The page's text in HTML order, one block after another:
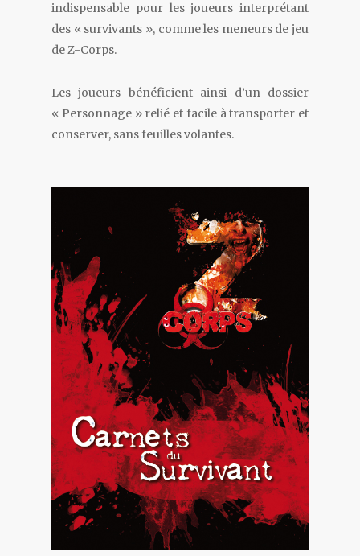
indispensable pour les joueurs interprétant
des « survivants », comme les meneurs de jeu
de Z-Corps.
Les joueurs bénéficient ainsi d’un dossier
« Personnage » relié et facile à transporter et
conserver, sans feuilles volantes.